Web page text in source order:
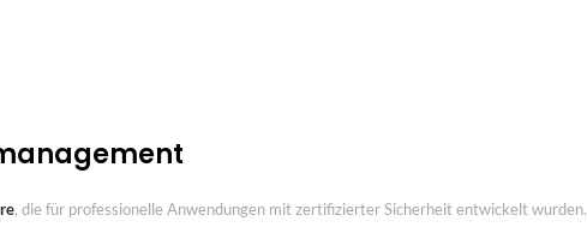
, die für professionelle Anwendungen mit zertifizierter Sicherheit entwickelt wurden.